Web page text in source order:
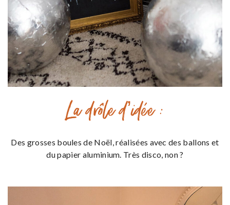
La drôle d’idée :
Des grosses boules de Noël, réalisées avec des ballons et
du papier aluminium. Très disco, non ?